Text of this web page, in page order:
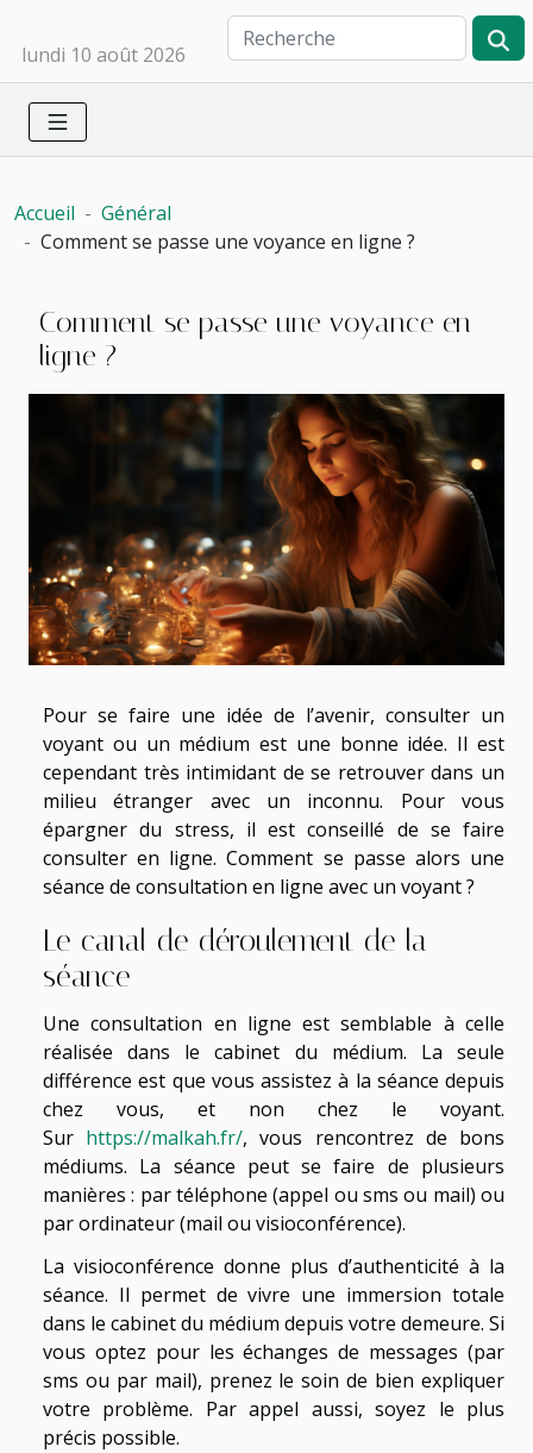
lundi 10 août 2026
Accueil
Général
Comment se passe une voyance en ligne ?
Comment se passe une voyance en
ligne ?
Pour se faire une idée de l’avenir, consulter un
voyant ou un médium est une bonne idée. Il est
cependant très intimidant de se retrouver dans un
milieu étranger avec un inconnu. Pour vous
épargner du stress, il est conseillé de se faire
consulter en ligne. Comment se passe alors une
séance de consultation en ligne avec un voyant ?
Le canal de déroulement de la
séance
Une consultation en ligne est semblable à celle
réalisée dans le cabinet du médium. La seule
différence est que vous assistez à la séance depuis
chez vous, et non chez le voyant.
Sur https://malkah.fr/, vous rencontrez de bons
médiums. La séance peut se faire de plusieurs
manières : par téléphone (appel ou sms ou mail) ou
par ordinateur (mail ou visioconférence).
La visioconférence donne plus d’authenticité à la
séance. Il permet de vivre une immersion totale
dans le cabinet du médium depuis votre demeure. Si
vous optez pour les échanges de messages (par
sms ou par mail), prenez le soin de bien expliquer
votre problème. Par appel aussi, soyez le plus
précis possible.